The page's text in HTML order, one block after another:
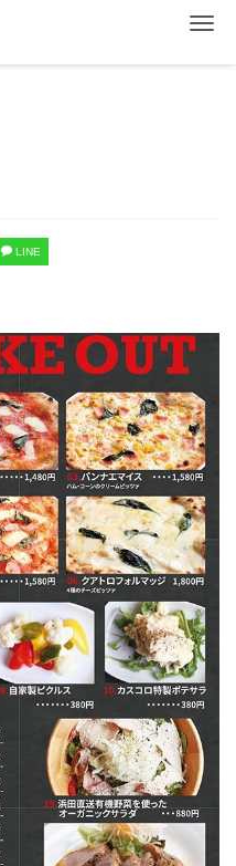
ナ
LINE